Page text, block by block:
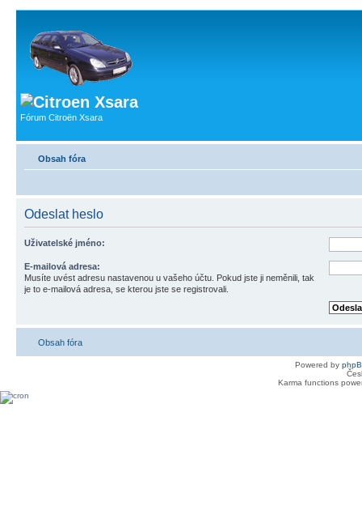
Fórum Citroën Xsara
Obsah fóra
Odeslat heslo
Uživatelské jméno:
E-mailová adresa:
Musíte uvést adresu nastavenou u vašeho účtu. Pokud jste ji neměnili, tak
je to e-mailová adresa, se kterou jste se registrovali.
Obsah fóra
Powered by
Karma functions